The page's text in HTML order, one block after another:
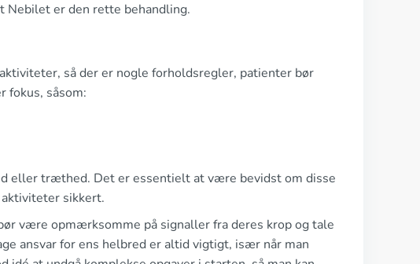
Nebilet er den rette behandling.
så der er nogle forholdsregler, patienter bør
såsom:
eller træthed. Det er essentielt at være bevidst om disse
sikkert.
være opmærksomme på signaller fra deres krop og tale
ansvar for ens helbred er altid vigtigt, især når man